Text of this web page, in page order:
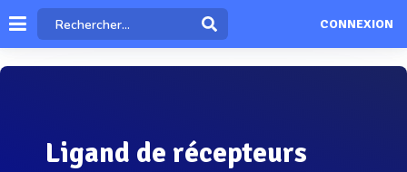
CONNEXION
Ligand de récepteurs